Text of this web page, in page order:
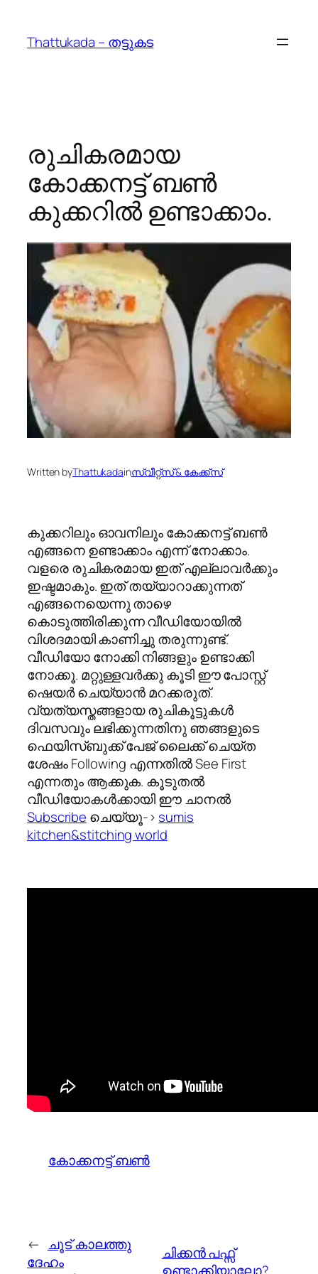
content
Thattukada – തട്ടുകട
രുചികരമായ
കോക്കനട്ട് ബൺ
കുക്കറില്‍ ഉണ്ടാക്കാം.
Written byThattukadainസ്വീറ്റ്സ് & കേക്ക്സ്
കുക്കറിലും ഓവനിലും കോക്കനട്ട് ബൺ
എങ്ങനെ ഉണ്ടാക്കാം എന്ന് നോക്കാം.
വളരെ രുചികരമായ ഇത് എല്ലാവര്‍ക്കും
ഇഷ്ടമാകും. ഇത് തയ്യാറാക്കുന്നത്
എങ്ങനെയെന്നു താഴെ
കൊടുത്തിരിക്കുന്ന വീഡിയോയില്‍
വിശദമായി കാണിച്ചു തരുന്നുണ്ട്.
വീഡിയോ നോക്കി നിങ്ങളും ഉണ്ടാക്കി
നോക്കൂ. മറ്റുള്ളവര്‍ക്കു കൂടി ഈ പോസ്റ്റ്‌
ഷെയര്‍ ചെയ്യാന്‍ മറക്കരുത്.
വ്യത്യസ്തങ്ങളായ രുചികൂട്ടുകള്‍
ദിവസവും ലഭിക്കുന്നതിനു ഞങ്ങളുടെ
ഫെയിസ്ബുക്ക് പേജ് ലൈക്ക് ചെയ്ത
ശേഷം Following എന്നതില്‍ See First
എന്നതും ആക്കുക. കൂടുതല്‍
വീഡിയോകള്‍ക്കായി ഈ ചാനല്‍
Subscribe ചെയ്യൂ-> sumis
kitchen&stitching world
കോക്കനട്ട് ബൺ
← ചൂട് കാലത്തു
ദേഹം
ചിക്കന്‍ പഫ്സ്